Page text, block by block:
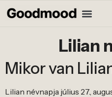
Lilian
Mikor van
Lilian névnapja július 27.,